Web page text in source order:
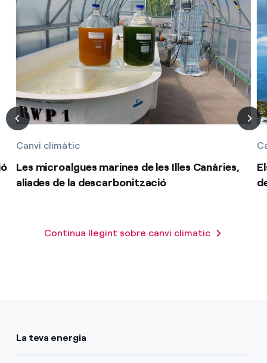
Canvi climàtic
Les microalgues marines de les Illes Canàries,
aliades de la descarbonització
Continua llegint sobre canvi climatic
La teva energia